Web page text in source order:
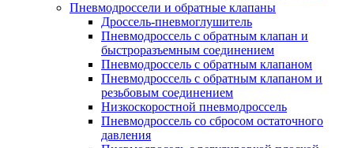
Пневмодроссели и обратные клапаны
Дроссель-пневмоглушитель
Пневмодроссель с обратным клапан и
быстроразъемным соединением
Пневмодроссель с обратным клапаном
Пневмодроссель с обратным клапаном и
резьбовым соединением
Низкоскоростной пневмодроссель
Пневмодроссель со сбросом остаточного
давления